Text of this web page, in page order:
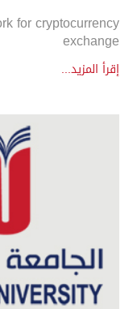
for cryptocurrency
exchange
إقرأ المزيد...